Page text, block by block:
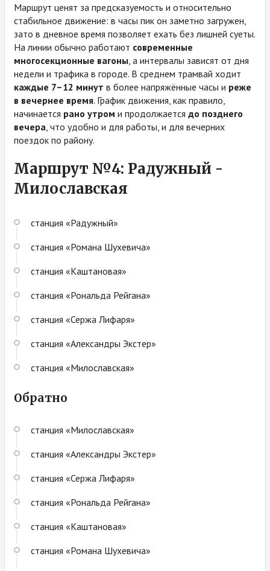
Маршрут ценят за предсказуемость и относительно
стабильное движение: в часы пик он заметно загружен,
зато в дневное время позволяет ехать без лишней суеты.
На линии обычно работают современные
многосекционные вагоны , а интервалы зависят от дня
недели и трафика в городе. В среднем трамвай ходит
каждые 7–12 минут в более напряжённые часы и реже
в вечернее время. График движения, как правило,
начинается рано утром и продолжается до позднего
вечера , что удобно и для работы, и для вечерних
поездок по району.
Маршрут №4: Радужный -
Милославская
станция «Радужный»
станция «Романа Шухевича»
станция «Каштановая»
станция «Рональда Рейгана»
станция «Сержа Лифаря»
станция «Александры Экстер»
станция «Милославская»
Обратно
станция «Милославская»
станция «Александры Экстер»
станция «Сержа Лифаря»
станция «Рональда Рейгана»
станция «Каштановая»
станция «Романа Шухевича»